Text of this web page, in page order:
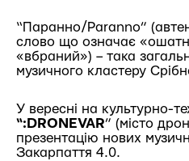
“Паранно/Paranno”
слово що означає
«вбраний») – така
музичного кластеру
У вересні на культурно-
“:DRONEVAR” (місто
презентацію нових
Закарпаття 4.0.